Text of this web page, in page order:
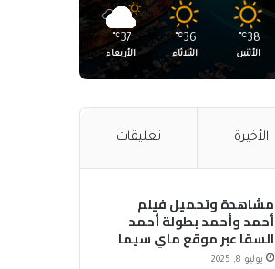
38
℃
الأثنين
36
℃
الثلاثاء
37
℃
الأربعاء
الأخيرة تعليقات
مشاهدة وتحميل فيلم
أحمد وأحمد بطولة أحمد
السقا عبر موقع ماي سيما
MyCima (وي سيما WeCima)
يوليو 8, 2025